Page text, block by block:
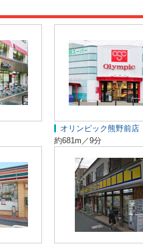
オリンピック熊野前店
約681m／9分